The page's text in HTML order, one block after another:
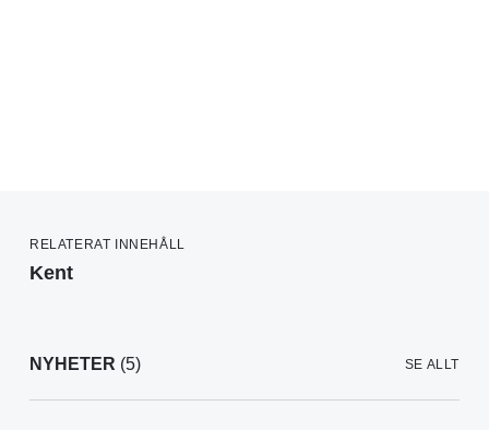
RELATERAT INNEHÅLL
Kent
NYHETER (5) SE ALLT